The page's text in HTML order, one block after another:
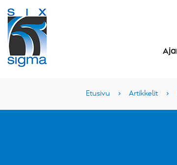
Etusivu › Artikkelit ›